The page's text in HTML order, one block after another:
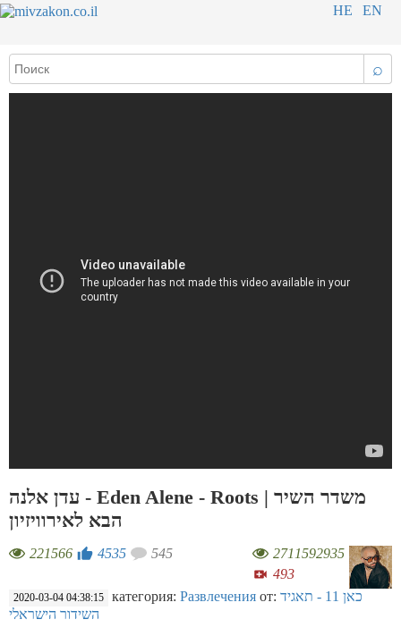
HE EN
⌕
עדן אלנה - Eden Alene - Roots | משדר השיר
הבא לאירוויזיון
221566 4535 545
2711592935
493
2020-03-04 04:38:15 категория: Развлечения от: כאן 11 - תאגיד
השידור הישראלי